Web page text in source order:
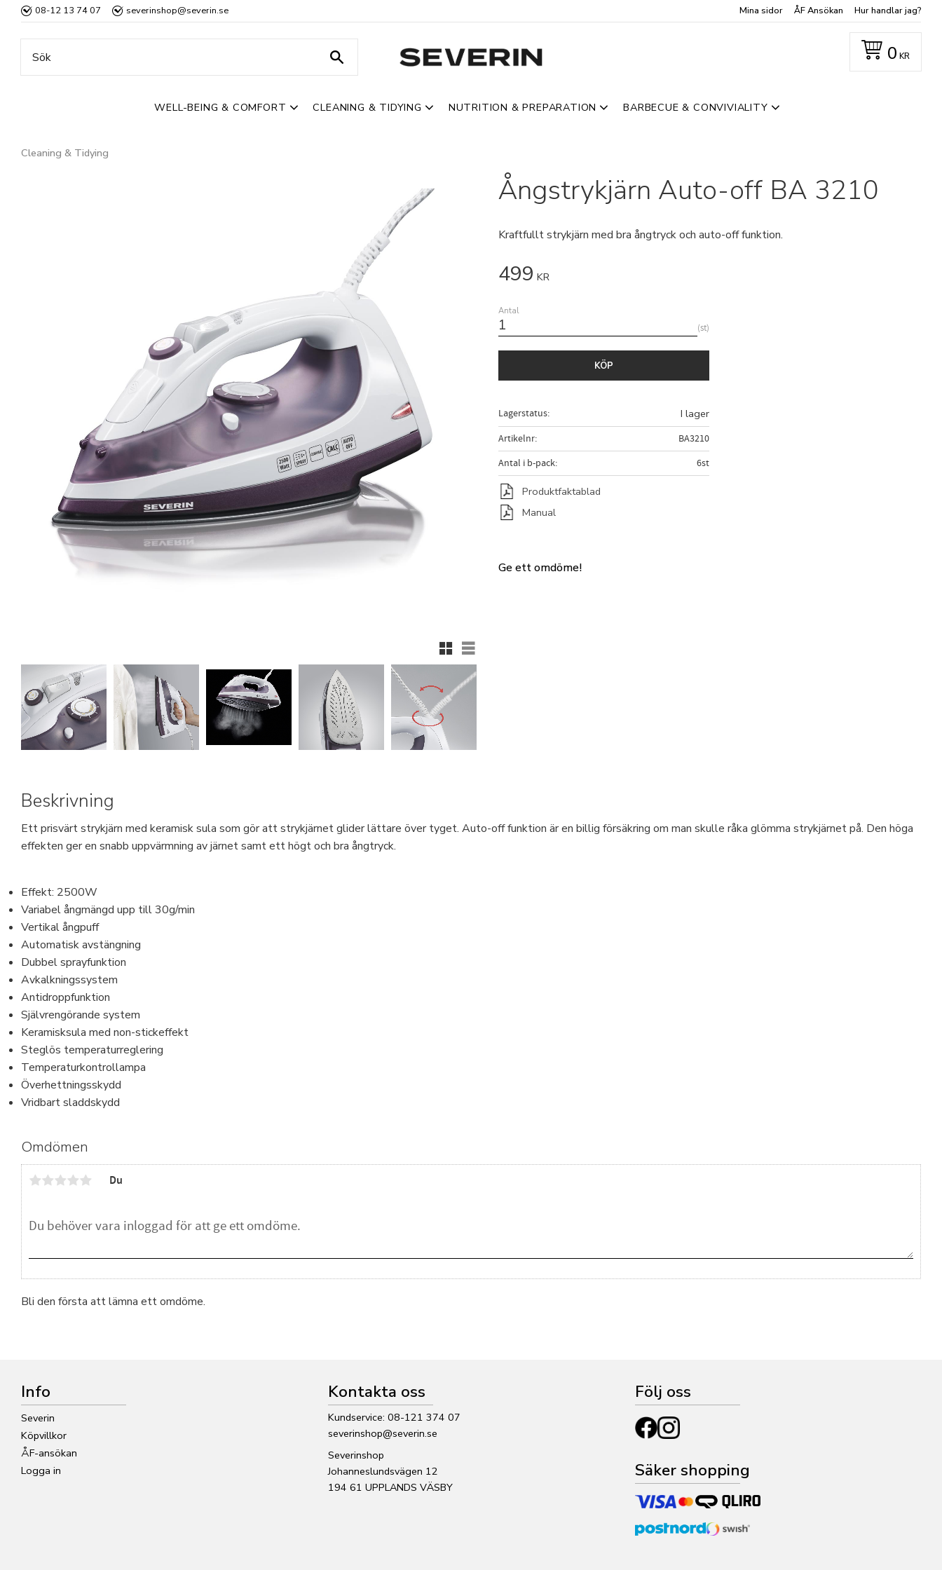
08-12 13 74 07 severinshop@severin.se Mina sidor ÅF Ansökan Hur handlar jag?
0 KR
WELL-BEING & COMFORT CLEANING & TIDYING NUTRITION & PREPARATION BARBECUE & CONVIVIALITY
Cleaning & Tidying
Ångstrykjärn Auto-off BA 3210
Kraftfullt strykjärn med bra ångtryck och auto-off funktion.
Rutnätsvy
Listvy
499 KR
Antal
st
KÖP
Lagerstatus I lager
Artikelnr
BA3210
Antal i b-pack
6st
Produktfaktablad
Manual
Ge ett omdöme!
Beskrivning
Ett prisvärt strykjärn med keramisk sula som gör att strykjärnet glider lättare över tyget. Auto-off funktion är en billig försäkring om man skulle råka glömma strykjärnet på. Den höga
effekten ger en snabb uppvärmning av järnet samt ett högt och bra ångtryck.
Effekt: 2500W
Variabel ångmängd upp till 30g/min
Vertikal ångpuff
Automatisk avstängning
Dubbel sprayfunktion
Avkalkningssystem
Antidroppfunktion
Självrengörande system
Keramisksula med non-stickeffekt
Steglös temperaturreglering
Temperaturkontrollampa
Överhettningsskydd
Vridbart sladdskydd
Omdömen
Du
Bli den första att lämna ett omdöme.
Info
Severin
Köpvillkor
ÅF-ansökan
Logga in
Kontakta oss
Kundservice: 08-121 374 07
severinshop@severin.se
Severinshop
Johanneslundsvägen 12
194 61 UPPLANDS VÄSBY
Följ oss
Säker shopping